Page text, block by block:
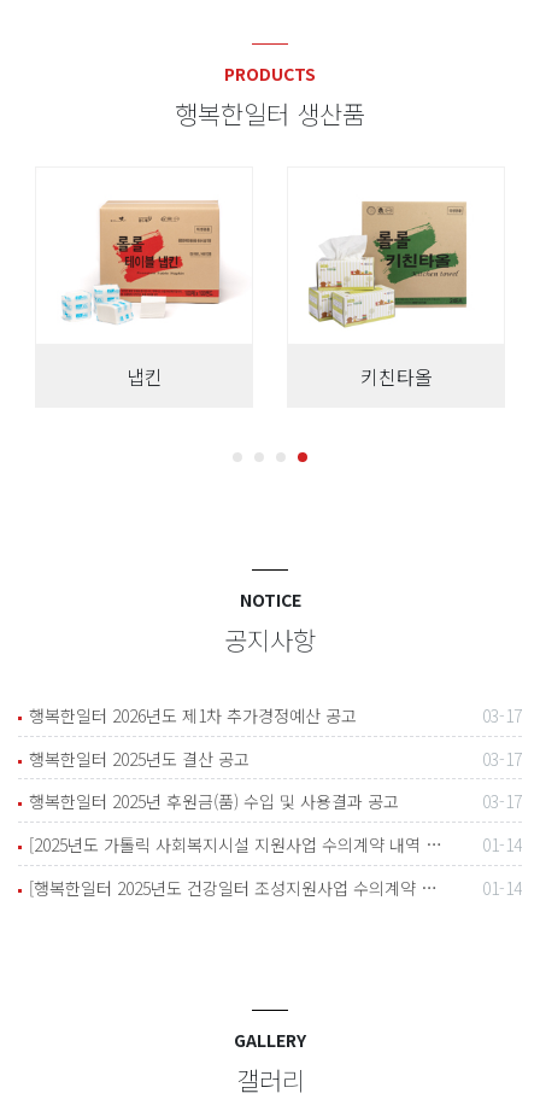
PRODUCTS
행복한일터 생산품
냅킨 키친타올
NOTICE
공지사항
행복한일터 2026년도 제1차 추가경정예산 공고
03-17
행복한일터 2025년도 결산 공고
03-17
행복한일터 2025년 후원금(품) 수입 및 사용결과 공고
03-17
[2025년도 가톨릭 사회복지시설 지원사업 수의계약 내역 공고]
01-14
[행복한일터 2025년도 건강일터 조성지원사업 수의계약 내역 공고]
01-14
GALLERY
갤러리